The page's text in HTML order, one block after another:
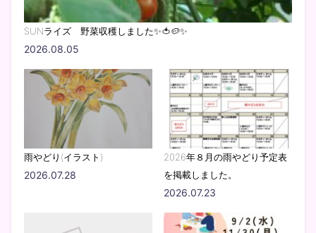
SUNライズ 野菜収穫しました✨🍅🥔✨
2026.08.05
雨やどり(イラスト)
2026.07.28
2026年８月の雨やどり予定表
を掲載しました。
2026.07.23